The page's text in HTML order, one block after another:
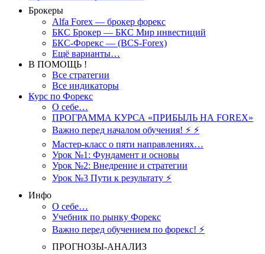
Брокеры
Alfa Forex — брокер форекс
БКС Брокер — БКС Мир инвестиций
БКС-Форекс — (BCS-Forex)
Ещё варианты…
В ПОМОЩЬ !
Все стратегии
Все индикаторы
Курс по Форекс
О себе…
ПРОГРАММА КУРСА «ПРИБЫЛЬ НА FOREX»
Важно перед началом обучения! ⚡ ⚡
Мастер-класс о пяти направлениях…
Урок №1: Фундамент и основы
Урок №2: Внедрение и стратегии
Урок №3 Пути к результату ⚡️
Инфо
О себе…
Учебник по рынку Форекс
Важно перед обучением по форекс! ⚡
ПРОГНОЗЫ-АНАЛИЗ